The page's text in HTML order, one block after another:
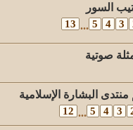
السور
3
4
5
...
13
صوتية
البشارة الإسلامية
3
4
5
...
12